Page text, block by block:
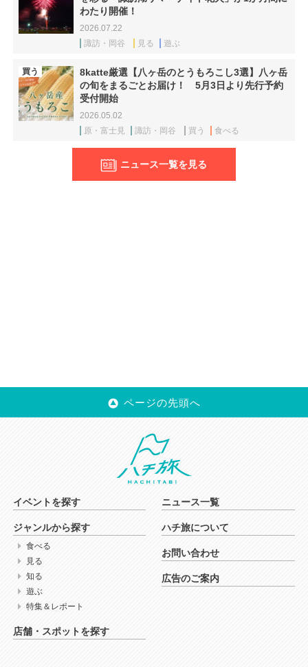
わたり開催！
2026.07.22
諏訪・岡谷
見る 遊ぶ
買う
8katte厳選【八ヶ岳のとうもろこし3選】八ヶ岳
の旬をまるごとお届け！ 5月3日より先行予約
受付開始
2026.05.02
原・富士見
諏訪・岡谷 買う 食べる
ニュース一覧を見る
ページの先頭へ
イベントを探す
ジャンルから探す
食べる
見る
知る
遊ぶ
特集＆レポート
店舗・スポットを探す
ニュース一覧
ハチ旅について
お問い合わせ
広告のご案内